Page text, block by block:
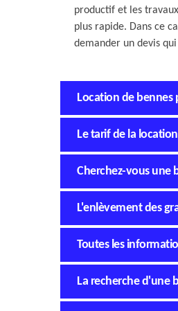
productif et les
plus rapide. Dans ce
demander un devis
Location de bennes
Le tarif de la
Cherchez-vous une
L'enlèvement des
Toutes les
La recherche d'une